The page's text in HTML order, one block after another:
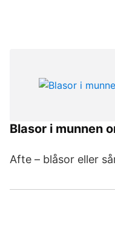
Blasor i munnen
Afte – blåsor eller